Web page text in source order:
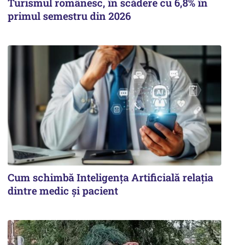
Turismul românesc, în scădere cu 6,8% în
primul semestru din 2026
Cum schimbă Inteligența Artificială relația
dintre medic și pacient